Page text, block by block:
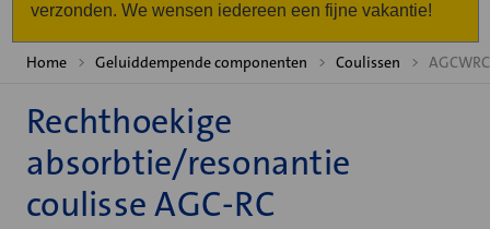
verzonden. We wensen iedereen een fijne vakantie!
Home Geluiddempende componenten Coulissen
Rechthoekige
absorbtie/resonantie
coulisse AGC-RC